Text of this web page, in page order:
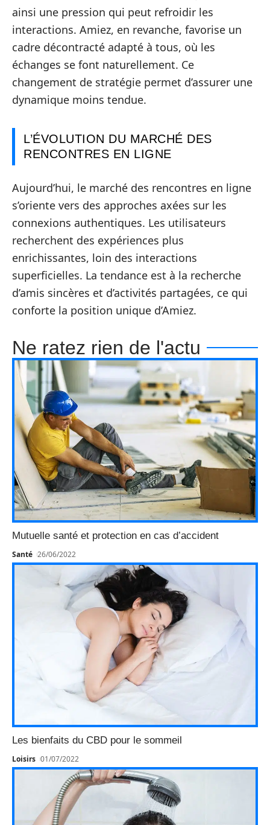
ainsi une pression qui peut refroidir les
interactions. Amiez, en revanche, favorise un
cadre décontracté adapté à tous, où les
échanges se font naturellement. Ce
changement de stratégie permet d’assurer une
dynamique moins tendue.
L’ÉVOLUTION DU MARCHÉ DES
RENCONTRES EN LIGNE
Aujourd’hui, le marché des rencontres en ligne
s’oriente vers des approches axées sur les
connexions authentiques. Les utilisateurs
recherchent des expériences plus
enrichissantes, loin des interactions
superficielles. La tendance est à la recherche
d’amis sincères et d’activités partagées, ce qui
conforte la position unique d’Amiez.
Ne ratez rien de l'actu
Mutuelle santé et protection en cas d’accident
Santé 26/06/2022
Les bienfaits du CBD pour le sommeil
Loisirs 01/07/2022